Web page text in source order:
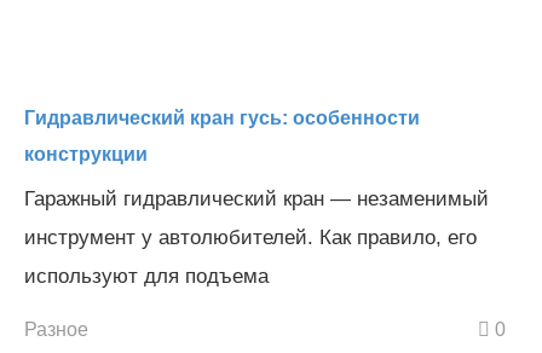
Гидравлический кран гусь: особенности
конструкции
Гаражный гидравлический кран — незаменимый
инструмент у автолюбителей. Как правило, его
используют для подъема
Разное 0